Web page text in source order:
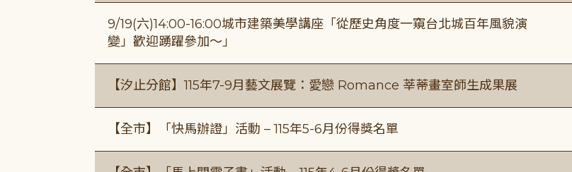
9/19(六)14:00-16:00城市建築美學講座「從歷史角度一窺台北城百年風貌演
變」歡迎踴躍參加～」
【汐止分館】115年7-9月藝文展覽：愛戀 Romance 莘蒂畫室師生成果展
【全市】「快馬辦證」活動 – 115年5-6月份得獎名單